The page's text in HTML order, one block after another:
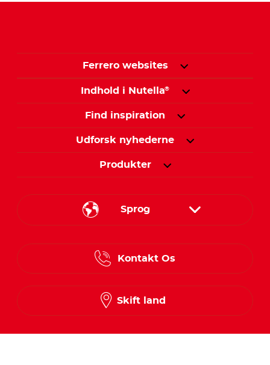
Ferrero websites
Indhold i Nutella®
Find inspiration
Udforsk nyhederne
Produkter
Sprog
Norwegian
Kontakt Os
Skift land